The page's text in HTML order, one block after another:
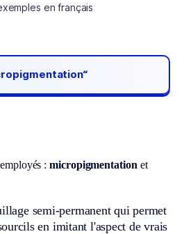
en français
:micropigmentation et
semi-permanent qui permet
en imitant l'aspect de vrais